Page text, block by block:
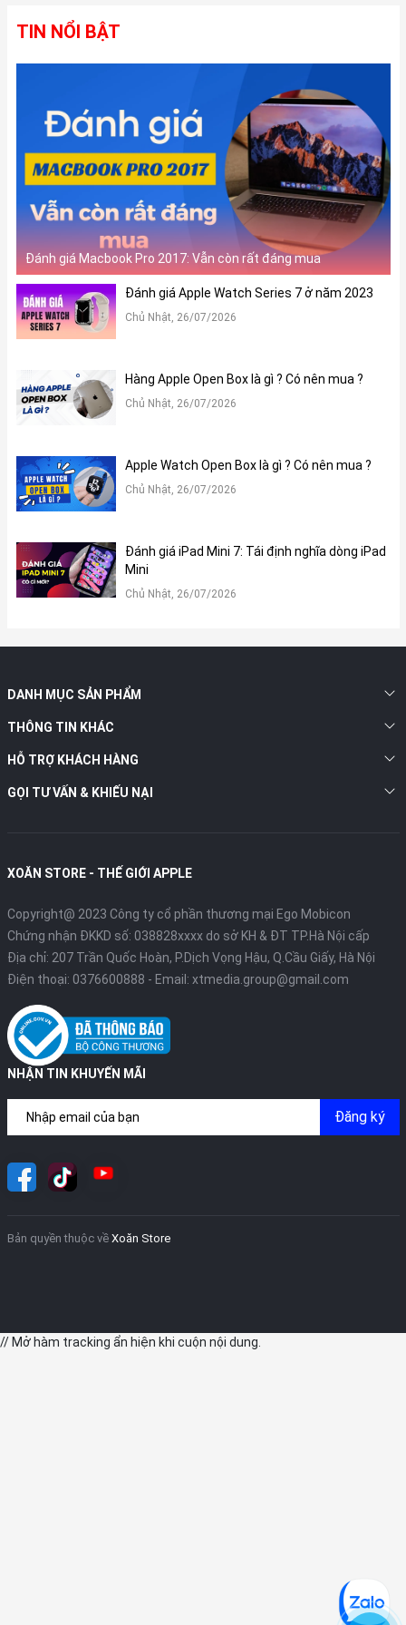
3. Được trang bị nhiều tính năng mới vô cùng hữu ích:
3.1. Tính năng tìm kiếm:
Một trong những tính năng được người dùng đánh giá cao trên
Apple Watch Series 9 đó là tính năng Tìm kiếm chính xác iPhone.
Sản phẩm được tích hợp công nghệ Ultra Wideband và sẽ hướng
dẫn bạn đến vị trí iPhone thông qua khoảng cách gần đúng và
lạc iPhone thì có thể tìm ra chiếc điện thoại của mình một cách
dễ dàng bằng Apple Watch Series 9.
3.2. Tính năng Double Tap:
9 đó là tính năng Double Tap giúp người dùng tương tác với đồng
chạm hai lần ngón trỏ và ngón cái lại với nhau để nhận cuộc gọi
hoặc duyệt thông báo.
3.3. Các tính năng theo dõi sức khỏe
Apple Watch Series 9 cũng được trang bị nhiều tính năng theo
dõi và cung cấp thông tin về sức khỏe chuyên sâu cho người
dùng như:
- Tính năng theo dõi sức khỏe tim mạnh: Ứng dụng ECG trên
chiếc đồng hồ có khả năng tạo ra kết quả tương tự như một bản
sẽ nhận được thông báo về tình trạng nhịp tim cao, thấp, và cả
những biến đổi không đều của nhịp tim.
- Theo dõi giấc ngủ: Đo lường, phân tích các giai đoạn giấc ngủ
TIN NỔI BẬT
Đánh giá Macbook Pro 2017: Vẫn còn rất đáng mua
Đánh giá Apple Watch Series 7 ở năm 2023
Chủ Nhật, 26/07/2026
Hàng Apple Open Box là gì ? Có nên mua ?
Chủ Nhật, 26/07/2026
Apple Watch Open Box là gì ? Có nên mua ?
Chủ Nhật, 26/07/2026
Đánh giá iPad Mini 7: Tái định nghĩa dòng iPad
Mini
Chủ Nhật, 26/07/2026
DANH MỤC SẢN PHẨM
THÔNG TIN KHÁC
HỖ TRỢ KHÁCH HÀNG
GỌI TƯ VẤN & KHIẾU NẠI
XOĂN STORE - THẾ GIỚI APPLE
Copyright@ 2023 Công ty cổ phần thương mại Ego Mobicon
Chứng nhận ĐKKD số: 038828xxxx do sở KH & ĐT TP.Hà Nội cấp
Địa chỉ: 207 Trần Quốc Hoàn, P.Dịch Vọng Hậu, Q.Cầu Giấy, Hà Nội
Điện thoại: 0376600888 - Email: xtmedia.group@gmail.com
NHẬN TIN KHUYẾN MÃI
Đăng ký
Bản quyền thuộc về Xoăn Store
// Mở hàm tracking ẩn hiện khi cuộn nội dung.